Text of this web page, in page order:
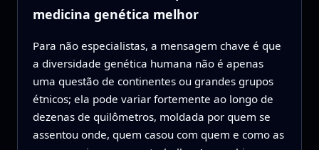
medicina genética melhor
Para não especialistas, a mensagem chave é que
a diversidade genética humana não é apenas
uma questão de continentes ou grandes grupos
étnicos; ela pode variar fortemente ao longo de
dezenas de quilômetros, moldada por quem se
assentou onde, quem casou com quem e como as